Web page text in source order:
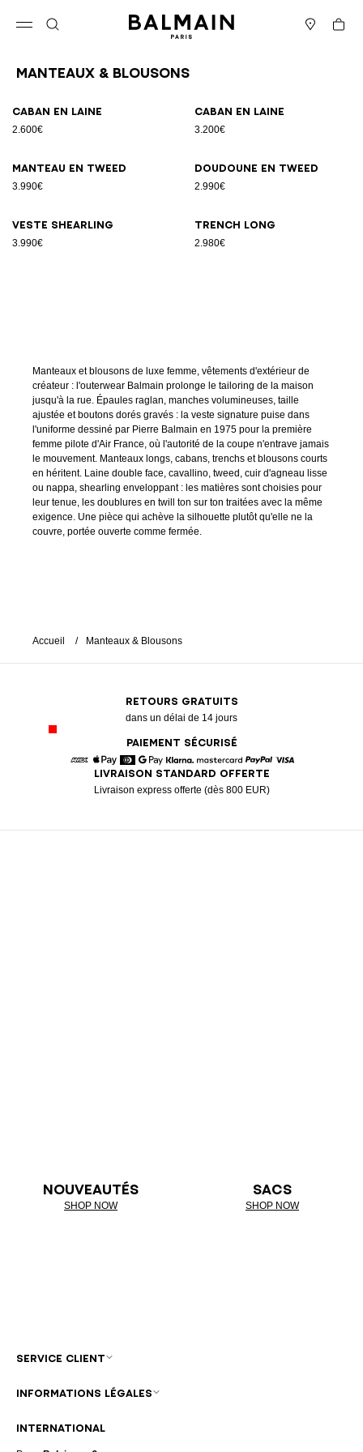
Panier
Manteaux & Blousons
Caban en laine
2.600€
Caban en laine
3.200€
Manteau en tweed
3.990€
Doudoune en tweed
2.990€
Veste shearling
3.990€
Trench long
2.980€
Manteaux et blousons de luxe femme, vêtements d'extérieur de
créateur : l'outerwear Balmain prolonge le tailoring de la maison
jusqu'à la rue. Épaules raglan, manches volumineuses, taille
ajustée et boutons dorés gravés : la veste signature puise dans
l'uniforme dessiné par Pierre Balmain en 1975 pour la première
femme pilote d'Air France, où l'autorité de la coupe n'entrave jamais
le mouvement. Manteaux longs, cabans, trenchs et blousons courts
en héritent. Laine double face, cavallino, tweed, cuir d'agneau lisse
ou nappa, shearling enveloppant : les matières sont choisies pour
leur tenue, les doublures en twill ton sur ton traitées avec la même
exigence. Une pièce qui achève la silhouette plutôt qu'elle ne la
couvre, portée ouverte comme fermée.
Accueil Manteaux & Blousons
RETOURS GRATUITS
dans un délai de 14 jours
PAIEMENT SÉCURISÉ
American Express
Apple Pay
DinersGoogle Pay
Klarna MastercardPaypal
LIVRAISON STANDARD OFFERTE
Livraison express offerte (dès 800 EUR)
NOUVEAUTÉS
SHOP NOW
SACS
SHOP NOW
INTERNATIONAL
SERVICE CLIENT
INFORMATIONS LÉGALES